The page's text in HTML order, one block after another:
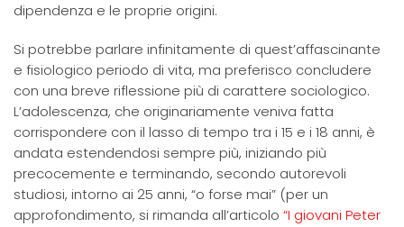
dipendenza e le proprie origini.
Si potrebbe parlare infinitamente di quest’affascinante
e fisiologico periodo di vita, ma preferisco concludere
con una breve riflessione più di carattere sociologico.
L’adolescenza, che originariamente veniva fatta
corrispondere con il lasso di tempo tra i 15 e i 18 anni, è
andata estendendosi sempre più, iniziando più
precocemente e terminando, secondo autorevoli
studiosi, intorno ai 25 anni, “o forse mai” (per un
approfondimento, si rimanda all’articolo “I giovani Peter